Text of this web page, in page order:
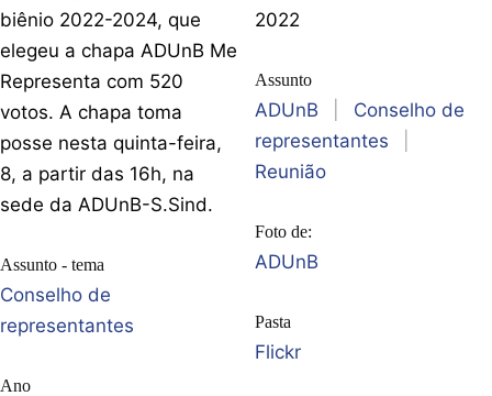
biênio 2022-2024, que
elegeu a chapa ADUnB Me
Representa com 520
votos. A chapa toma
posse nesta quinta-feira,
8, a partir das 16h, na
sede da ADUnB-S.Sind.
Assunto - tema
Conselho de
representantes
Ano
2022
Assunto
ADUnB
Conselho de
representantes
Reunião
Foto de:
ADUnB
Pasta
Flickr